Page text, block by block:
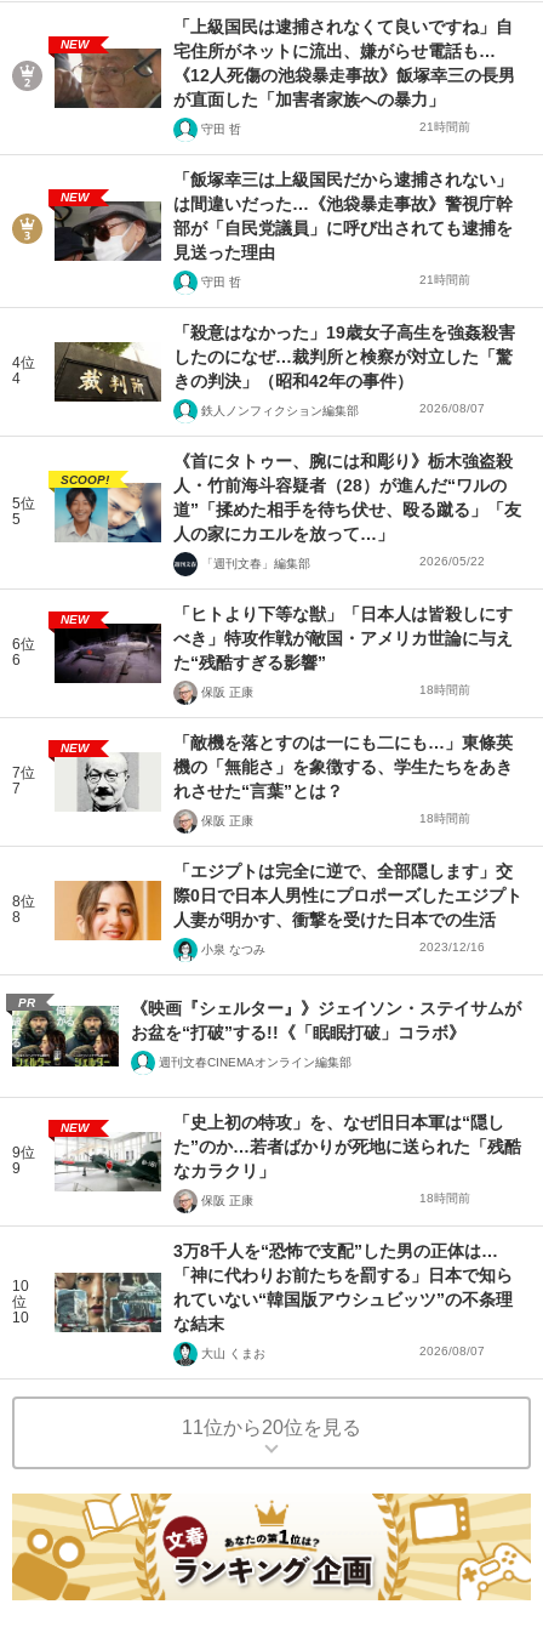
NEW
「上級国民は逮捕されなくて良いですね」自
宅住所がネットに流出、嫌がらせ電話も…
《12人死傷の池袋暴走事故》飯塚幸三の長男
が直面した「加害者家族への暴力」
守田 哲 21時間前
NEW
「飯塚幸三は上級国民だから逮捕されない」
は間違いだった…《池袋暴走事故》警視庁幹
部が「自民党議員」に呼び出されても逮捕を
見送った理由
守田 哲 21時間前
4位
4
「殺意はなかった」19歳女子高生を強姦殺害
したのになぜ…裁判所と検察が対立した「驚
きの判決」（昭和42年の事件）
鉄人ノンフィクション編集部 2026/08/07
5位
5
SCOOP!
《首にタトゥー、腕には和彫り》栃木強盗殺
人・竹前海斗容疑者（28）が進んだ“ワルの
道”「揉めた相手を待ち伏せ、殴る蹴る」「友
人の家にカエルを放って…」
「週刊文春」編集部 2026/05/22
6位
6
NEW
「ヒトより下等な獣」「日本人は皆殺しにす
べき」特攻作戦が敵国・アメリカ世論に与え
た“残酷すぎる影響”
保阪 正康 18時間前
7位
7
NEW
「敵機を落とすのは一にも二にも…」東條英
機の「無能さ」を象徴する、学生たちをあき
れさせた“言葉”とは？
保阪 正康 18時間前
8位
8
「エジプトは完全に逆で、全部隠します」交
際0日で日本人男性にプロポーズしたエジプト
人妻が明かす、衝撃を受けた日本での生活
小泉 なつみ 2023/12/16
PR
《映画『シェルター』》ジェイソン・ステイサムが
お盆を“打破”する!!《「眠眠打破」コラボ》
週刊文春CINEMAオンライン編集部
9位
9
NEW
「史上初の特攻」を、なぜ旧日本軍は“隠し
た”のか…若者ばかりが死地に送られた「残酷
なカラクリ」
保阪 正康 18時間前
10
位
10
3万8千人を“恐怖で支配”した男の正体は…
「神に代わりお前たちを罰する」日本で知ら
れていない“韓国版アウシュビッツ”の不条理
な結末
大山 くまお 2026/08/07
11位から20位を見る